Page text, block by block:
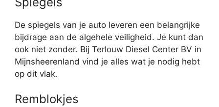
De spiegels van je auto leveren een belangrijke
bijdrage aan de algehele veiligheid. Je kunt dan
ook niet zonder. Bij Terlouw Diesel Center BV in
Mijnsheerenland vind je alles wat je nodig hebt
op dit vlak.
Remblokjes